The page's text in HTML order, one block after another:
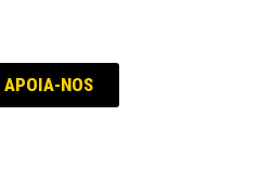
APOIA-NOS